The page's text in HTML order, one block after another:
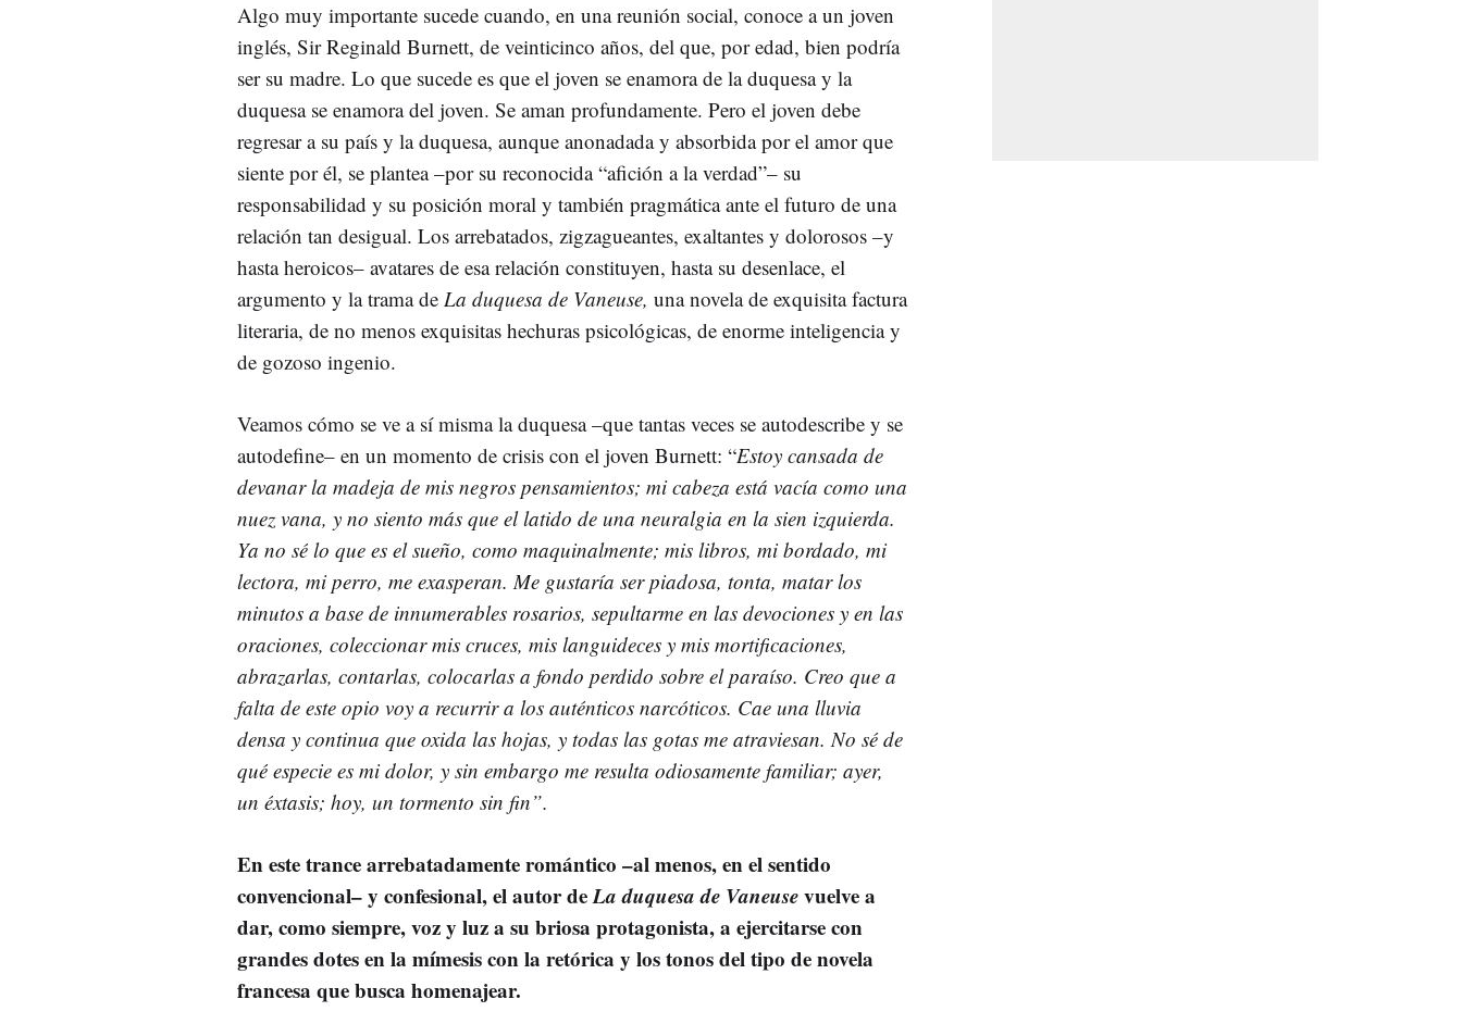
Algo muy importante sucede cuando, en una reunión social, conoce a un joven
inglés, Sir Reginald Burnett, de veinticinco años, del que, por edad, bien podría
ser su madre. Lo que sucede es que el joven se enamora de la duquesa y la
duquesa se enamora del joven. Se aman profundamente. Pero el joven debe
regresar a su país y la duquesa, aunque anonadada y absorbida por el amor que
siente por él, se plantea –por su reconocida “afición a la verdad”– su
responsabilidad y su posición moral y también pragmática ante el futuro de una
relación tan desigual. Los arrebatados, zigzagueantes, exaltantes y dolorosos –y
hasta heroicos– avatares de esa relación constituyen, hasta su desenlace, el
argumento y la trama de La duquesa de Vaneuse, una novela de exquisita factura
literaria, de no menos exquisitas hechuras psicológicas, de enorme inteligencia y
de gozoso ingenio.
Veamos cómo se ve a sí misma la duquesa –que tantas veces se autodescribe y se
autodefine– en un momento de crisis con el joven Burnett: “Estoy cansada de
devanar la madeja de mis negros pensamientos; mi cabeza está vacía como una
nuez vana, y no siento más que el latido de una neuralgia en la sien izquierda.
Ya no sé lo que es el sueño, como maquinalmente; mis libros, mi bordado, mi
lectora, mi perro, me exasperan. Me gustaría ser piadosa, tonta, matar los
minutos a base de innumerables rosarios, sepultarme en las devociones y en las
oraciones, coleccionar mis cruces, mis languideces y mis mortificaciones,
abrazarlas, contarlas, colocarlas a fondo perdido sobre el paraíso. Creo que a
falta de este opio voy a recurrir a los auténticos narcóticos. Cae una lluvia
densa y continua que oxida las hojas, y todas las gotas me atraviesan. No sé de
qué especie es mi dolor, y sin embargo me resulta odiosamente familiar; ayer,
un éxtasis; hoy, un tormento sin fin”.
En este trance arrebatadamente romántico –al menos, en el sentido
convencional– y confesional, el autor deLa duquesa de Vaneusevuelve a
dar, como siempre, voz y luz a su briosa protagonista, a ejercitarse con
grandes dotes en la mímesis con la retórica y los tonos del tipo de novela
francesa que busca homenajear.